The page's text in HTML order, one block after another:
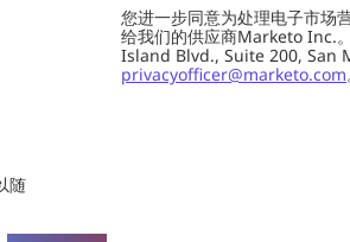
您进一步同意为处理电子市场
给我们的供应商Marketo Inc.
Island Blvd., Suite 200, San
privacyofficer@marketo.com
随